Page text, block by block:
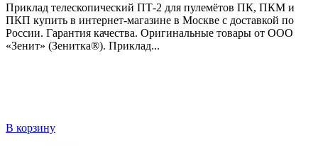
Приклад телескопический ПТ-2 для пулемётов ПК, ПКМ и
ПКП купить в интернет-магазине в Москве с доставкой по
России. Гарантия качества. Оригинальные товары от ООО
«Зенит» (Зенитка®). Приклад...
В корзину